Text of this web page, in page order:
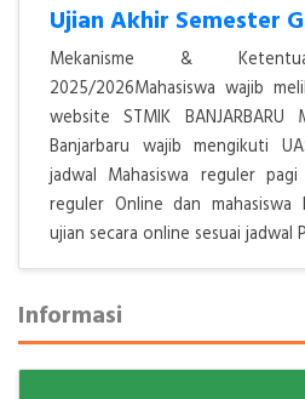
Mekanisme &
2025/2026Mahasiswa wajib
website STMIK
Banjarbaru wajib mengikuti
jadwal Mahasiswa reguler pagi
reguler Online dan
ujian secara online sesuai jadwal
Informasi